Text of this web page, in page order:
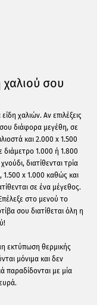
χαλιού σου
χαλιών. Αν επιλέξεις
διάφορα μεγέθη, σε
και 2.000 x 1.500
διάμετρο 1.000 ή 1.800
διατίθενται τρία
x 1.000 καθώς και
σε ένα μέγεθος.
στο μενού το
σου διατίθεται όλη η
εκτύπωση θερμικής
μόνιμα και δεν
παραδίδονται με μία